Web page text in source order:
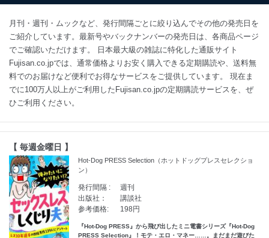
月刊・週刊・ムックなど、発行間隔ごとに絞り込んでその他の発売日を
ご紹介しています。最新号やバックナンバーの発売日は、各商品ページ
でご確認いただけます。 日本最大級の雑誌に特化した通販サイト
Fujisan.co.jpでは、通常価格よりお安く購入できる定期購読や、送料無
料でのお届けなど便利でお得なサービスをご提供しています。 現在ま
でに100万人以上がご利用したFujisan.co.jpの定期購読サービスを、ぜ
ひご利用ください。
【 毎週金曜日 】
Hot-Dog PRESS Selection（ホットドッグプレスセレクショ
ン）
発行間隔 :
週刊
出版社：
講談社
参考価格:
198円
『Hot-Dog PRESS』から飛び出したミニ電書シリーズ『Hot-Dog
PRESS Selection』！モテ・エロ・マネー……。まだまだ遊びた